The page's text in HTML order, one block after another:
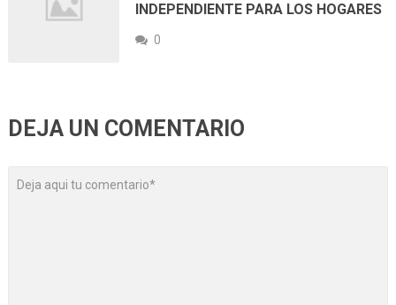
INDEPENDIENTE PARA LOS HOGARES
0
DEJA UN COMENTARIO